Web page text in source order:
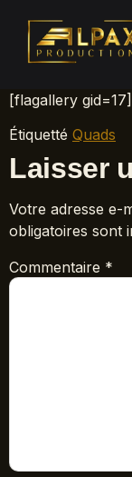
[flagallery gid=17]
Étiquetté Quads
Laisser
Votre adresse e-
obligatoires sont
Commentaire *